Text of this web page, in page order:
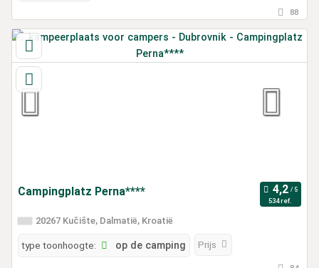
88
Campingplatz Perna****
534 ref.
20267 Kučište, Dalmatië, Kroatië
type toonhoogte: op de camping Prijs